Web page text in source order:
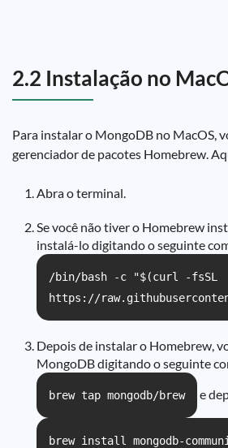
2.2 Instalação no
Para instalar o MongoDB no MacOS,
gerenciador de pacotes Homebrew.
Abra o terminal.
Se você não tiver o Homebrew
instalá-lo digitando o seguinte
/bin/bash -c "$(curl -fsSL
https://
Depois de instalar o Homebrew,
MongoDB digitando o seguinte
brew tap mongodb/brew e
brew install mongodb-